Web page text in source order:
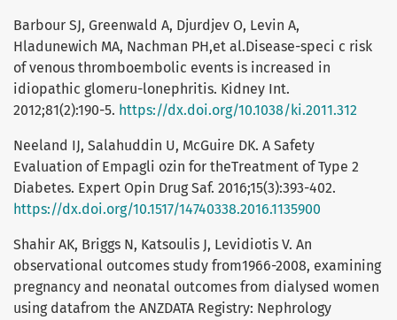
Barbour SJ, Greenwald A, Djurdjev O, Levin A,
Hladunewich MA, Nachman PH,et al.Disease-speci c risk
of venous thromboembolic events is increased in
idiopathic glomeru-lonephritis. Kidney Int.
2012;81(2):190-5. https://dx.doi.org/10.1038/ki.2011.312
Neeland IJ, Salahuddin U, McGuire DK. A Safety
Evaluation of Empagli ozin for theTreatment of Type 2
Diabetes. Expert Opin Drug Saf. 2016;15(3):393-402.
https://dx.doi.org/10.1517/14740338.2016.1135900
Shahir AK, Briggs N, Katsoulis J, Levidiotis V. An
observational outcomes study from1966-2008, examining
pregnancy and neonatal outcomes from dialysed women
using datafrom the ANZDATA Registry: Nephrology